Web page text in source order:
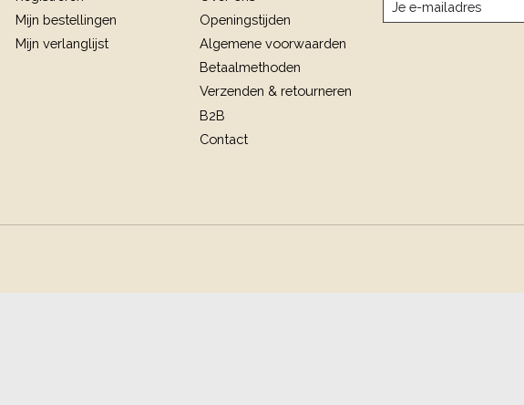
Mijn bestellingen
Mijn verlanglijst
Openingstijden
Algemene voorwaarden
Betaalmethoden
Verzenden & retourneren
B2B
Contact